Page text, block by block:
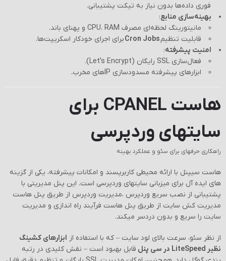
فوری داده‌ها بدون نیاز به تیکت پشتیبانی.
بهینه‌سازی منابع:
مانیتورینگ لحظه‌ای مصرف CPU، RAM و پهنای باند.
قابلیت تنظیمCron Jobsبرای اجرای خودکار اسکریپت‌ها.
امنیت پیشرفته:
فعال‌سازی SSL رایگان (Let’s Encrypt).
ابزارهای پیشرفته مسدودسازی IPهای مخرب.
هاست CPANEL برای
سایتهای وردپرسی
راهکاری حرفهای برای سئو و عملکرد بهینه
هاست سیپنل با ارائه محیطی کاربرپسند و امکانات پیشرفته، یکی از گزینه
های ایده آل برای میزبانی سایتهای وردپرسی است. این پنل مدیریتی با
پشتیبانی از نصب سریع وردپرس ،مدیریت وردپرس از طریق پنل هاست
مدیریت کش سایت از طریق پنل هاست فرآیند راه اندازی و مدیریت
سایت را سریع و بدون دردسر میکند.
از نظر سئو، سرعت بالای لود سایت – که با استفاده از ابزارهای کشینگ
نظیر LiteSpeed در سی پنل
قابل بهبود است – نقش کلیدی در رتبه